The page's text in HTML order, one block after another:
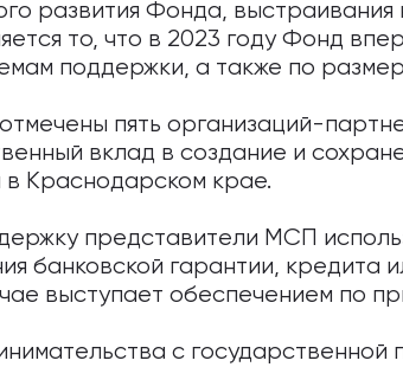
развития Фонда,
то, что в 2023 году Фонд
поддержки, а также по
пять организаций-
вклад в создание и
в Краснодарском крае.
представители МСП
банковской гарантии, кредита
выступает обеспечением по
с